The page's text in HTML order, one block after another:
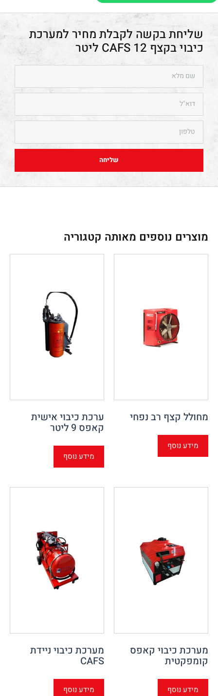
מערכת
כיבוי בקצף CAFS 12 ליטר
שליחה
מוצרים נוספים מאותה קטגוריה
מחולל קצף רב נפחי
מידע נוסף
ערכת כיבוי אישית
קאפס 9 ליטר
מידע נוסף
מערכת כיבוי קאפס
קומפקטית
מידע נוסף
מערכת כיבוי ניידת
CAFS
מידע נוסף